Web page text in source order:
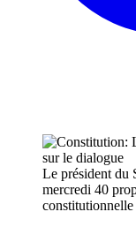
Le président du
mercredi 40